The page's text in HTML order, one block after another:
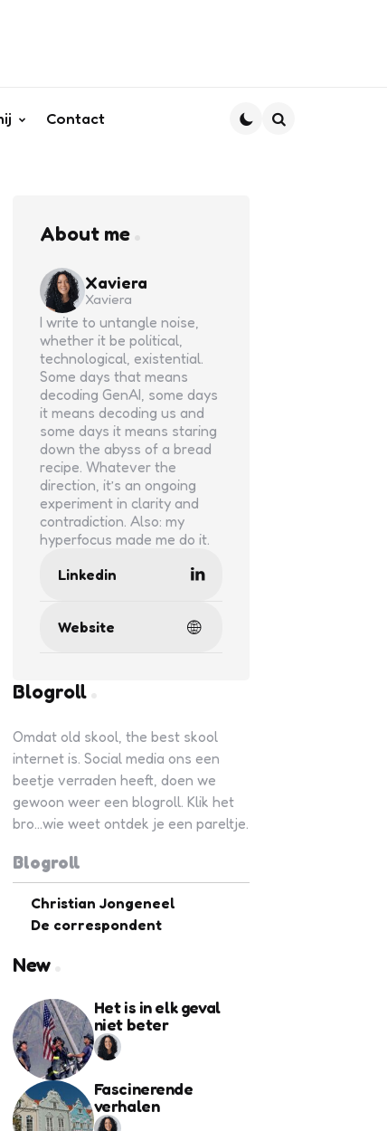
Contact
About me
Xaviera
Xaviera
I write to untangle noise,
whether it be political,
technological, existential.
Some days that means
decoding GenAI, some days
it means decoding us and
some days it means staring
down the abyss of a bread
recipe. Whatever the
direction, it’s an ongoing
experiment in clarity and
contradiction. Also: my
hyperfocus made me do it.
Linkedin
Website
Blogroll
Omdat old skool, the best skool
internet is. Social media ons een
beetje verraden heeft, doen we
gewoon weer een blogroll. Klik het
bro...wie weet ontdek je een pareltje.
Blogroll
Christian Jongeneel
De correspondent
New
Het is in elk geval
niet beter
Fascinerende
verhalen